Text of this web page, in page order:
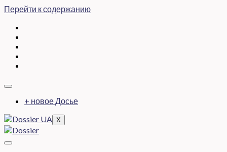
Перейти к содержанию
+ новое Досье
X